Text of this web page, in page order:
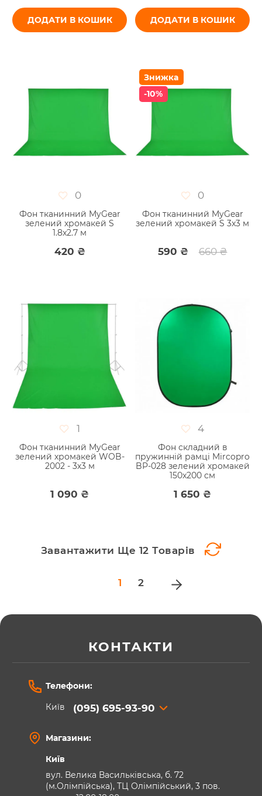
ДОДАТИ В КОШИК ДОДАТИ В КОШИК
0
Фон тканинний MyGear
зелений хромакей S
1.8x2.7 м
420 ₴
Знижка
-10%
0
Фон тканинний MyGear
зелений хромакей S 3x3 м
590 ₴ 660 ₴
1
Фон тканинний MyGear
зелений хромакей WOB-
2002 - 3х3 м
1 090 ₴
4
Фон складний в
пружинній рамці Mircopro
BP-028 зелений хромакей
150x200 см
1 650 ₴
Завантажити Ще 12 Товарів
1 2
КОНТАКТИ
Телефони:
Київ
(095) 695-93-90
Магазини:
Київ
вул. Велика Васильківська, б. 72
(м.Олімпійська), ТЦ Олімпійський, 3 пов.